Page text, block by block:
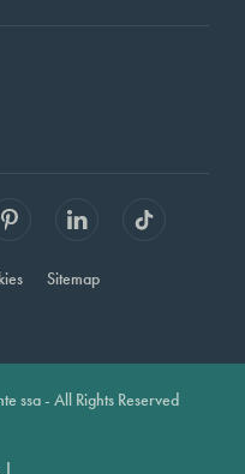
Sitemap
ssa - All Rights Reserved